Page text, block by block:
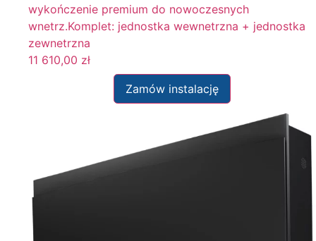
wykończenie premium do nowoczesnych
wnetrz.Komplet: jednostka wewnetrzna + jednostka
zewnetrzna
11 610,00 zł
Zamów instalację